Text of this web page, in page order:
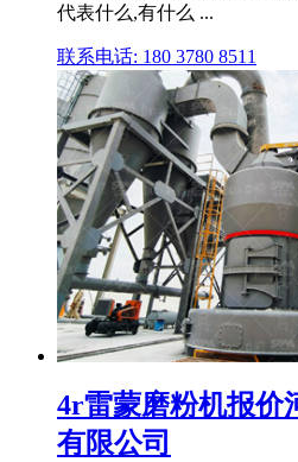
代表什么,有什么 ...
联系电话: 180 3780 8511
4r雷蒙磨粉机报价
有限公司